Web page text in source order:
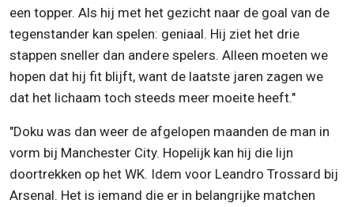
een topper. Als hij met het gezicht naar de goal van de
tegenstander kan spelen: geniaal. Hij ziet het drie
stappen sneller dan andere spelers. Alleen moeten we
hopen dat hij fit blijft, want de laatste jaren zagen we
dat het lichaam toch steeds meer moeite heeft."
"Doku was dan weer de afgelopen maanden de man in
vorm bij Manchester City. Hopelijk kan hij die lijn
doortrekken op het WK. Idem voor Leandro Trossard bij
Arsenal. Het is iemand die er in belangrijke matchen